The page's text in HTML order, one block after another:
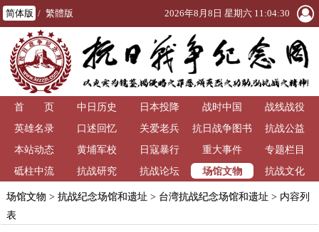
简体版 / 繁體版 2026年8月8日 星期六 11:04:31
首 页 中日历史 日本投降 战时中国
战线战役
英雄名录
口述回忆 关爱老兵
抗日战争图书
馆
抗战公益
本站动态
黄埔军校 日寇暴行 重大事件
专题栏目
砥柱中流
抗战研究 抗战论坛 场馆文物 抗战文化
场馆文物 > 抗战纪念场馆和遗址 > 台湾抗战纪念场馆和遗址 > 内容列
表